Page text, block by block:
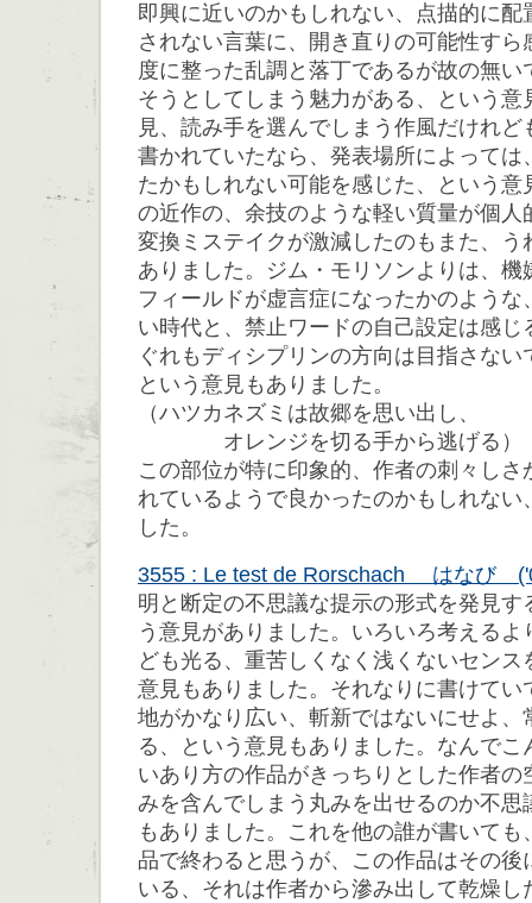
即興に近いのかもしれない、点描的に配
されない言葉に、開き直りの可能性す
度に整った乱調と落丁であるが故の無
そうとしてしまう魅力がある、という意
見、読み手を選んでしまう作風だけれ
書かれていたなら、発表場所によっては
たかもしれない可能を感じた、という意
の近作の、余技のような軽い質量が個人
変換ミステイクが激減したのもまた、う
ありました。ジム・モリソンよりは、機
フィールドが虚言症になったかのよう
い時代と、禁止ワードの自己設定は感じ
ぐれもディシプリンの方向は目指さな
という意見もありました。
（ハツカネズミは故郷を思い出し、
オレンジを切る手から逃げる）
この部位が特に印象的、作者の刺々し
れているようで良かったのかもしれない
した。
3555 : Le test de Rorschach はなび
明と断定の不思議な提示の形式を発見す
う意見がありました。いろいろ考える
ども光る、重苦しくなく浅くないセン
意見もありました。それなりに書けてい
地がかなり広い、斬新ではないにせよ、
る、という意見もありました。なんで
いあり方の作品がきっちりとした作者の
みを含んでしまう丸みを出せるのか不思
もありました。これを他の誰が書いて
品で終わると思うが、この作品はその後
いる、それは作者から滲み出して乾燥し